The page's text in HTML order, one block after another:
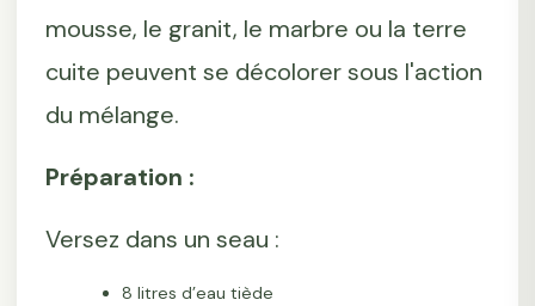
mousse, le granit, le marbre ou la terre
cuite peuvent se décolorer sous l'action
du mélange.
Préparation :
Versez dans un seau :
8 litres d’eau tiède